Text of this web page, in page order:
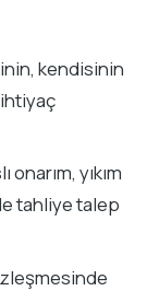
kendisinin
onarım, yıkım
tahliye talep